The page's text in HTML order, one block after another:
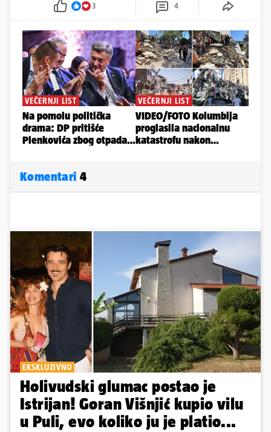
3 4
Komentari 4
EKSKLUZIVNO
Holivudski glumac postao je
Istrijan! Goran Višnjić kupio vilu
u Puli, evo koliko ju je platio...